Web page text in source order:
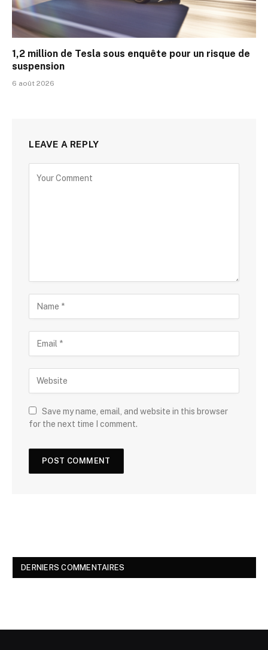
1,2 million de Tesla sous enquête pour un risque de
suspension
6 août 2026
LEAVE A REPLY
Save my name, email, and website in this browser
for the next time I comment.
DERNIERS COMMENTAIRES